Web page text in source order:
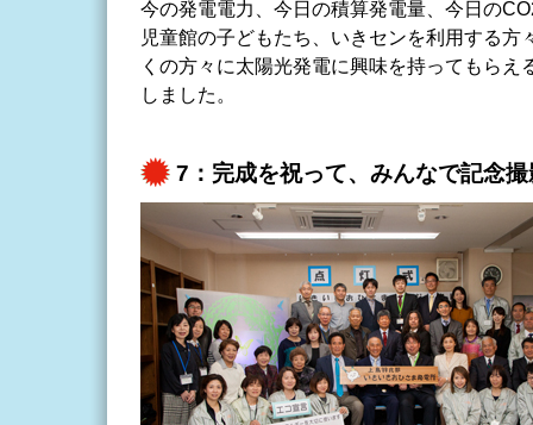
今の発電電力、今日の積算発電量、今日の
児童館の子どもたち、いきセンを利用する方
くの方々に太陽光発電に興味を持ってもらえ
しました。
7：完成を祝って、みんなで記念撮